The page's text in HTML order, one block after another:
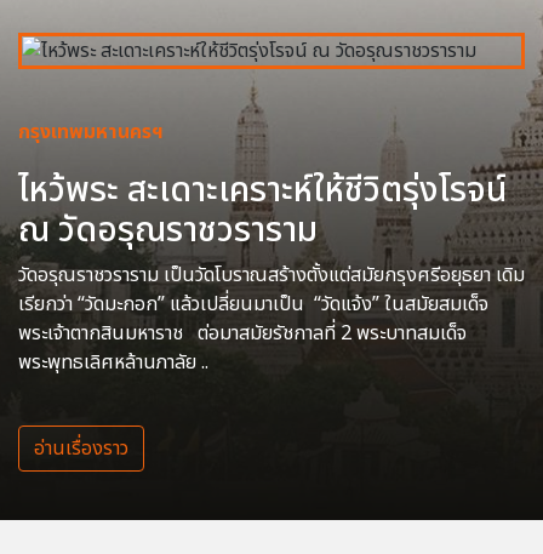
กรุงเทพมหานครฯ
ไหว้พระ สะเดาะเคราะห์ให้ชีวิตรุ่งโรจน์
ณ วัดอรุณราชวราราม
วัดอรุณราชวราราม เป็นวัดโบราณสร้างตั้งแต่สมัยกรุงศรีอยุธยา เดิม
เรียกว่า “วัดมะกอก” แล้วเปลี่ยนมาเป็น “วัดแจ้ง” ในสมัยสมเด็จ
พระเจ้าตากสินมหาราช ต่อมาสมัยรัชกาลที่ 2 พระบาทสมเด็จ
พระพุทธเลิศหล้านภาลัย ..
อ่านเรื่องราว